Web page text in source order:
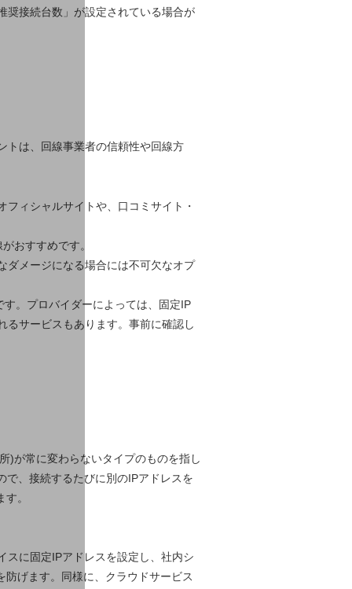
奨接続台数」が設定されている場合が
トは、回線事業者の信頼性や回線方
ィシャルサイトや、口コミサイト・
おすすめです。
ダメージになる場合には不可欠なオプ
。プロバイダーによっては、固定IP
るサービスもあります。事前に確認し
)が常に変わらないタイプのものを指し
で、接続するたびに別のIPアドレスを
。
スに固定IPアドレスを設定し、社内シ
げます。同様に、クラウドサービス